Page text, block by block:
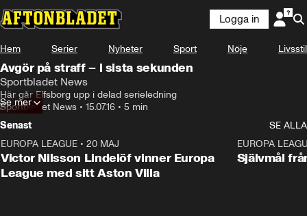
Logga in
Hem Serier Nyheter Sport Nöje Livsstil
Avgör på straff – i sista sekunden
Sportbladet News
Här går Elfsborg upp i delad serieledning
Sportbladet News • 15.07.16 • 5 min
Se mer
Senast
SE ALLA
EUROPA LEAGUE • 20 MAJ
Victor Nilsson Lindelöf vinner Europa
League med sitt Aston Villa
EUROPA
Självmål